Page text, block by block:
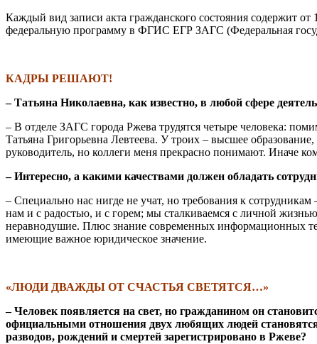
Каждый вид записи акта гражданского состояния содержит
федеральную программу в ФГИС ЕГР ЗАГС (Федеральная
КАДРЫ РЕШАЮТ!
– Татьяна Николаевна, как известно, в любой сфере
– В отделе ЗАГС города Ржева трудятся четыре человека:
Татьяна Григорьевна Левтеева. У троих – высшее
руководитель, но коллеги меня прекрасно понимают. Иначе
– Интересно, а какими качествами должен обладать
– Специально нас нигде не учат, но требования к
нам и с радостью, и с горем; мы сталкиваемся с личной
неравнодушие. Плюс знание современных информационных
имеющие важное юридическое значение.
«ЛЮДИ ДВАЖДЫ ОТ СЧАСТЬЯ СВЕТЯТСЯ…»
– Человек появляется на свет, но гражданином он
официальными отношения двух любящих людей становятся
разводов, рождений и смертей зарегистрировано в Ржеве?